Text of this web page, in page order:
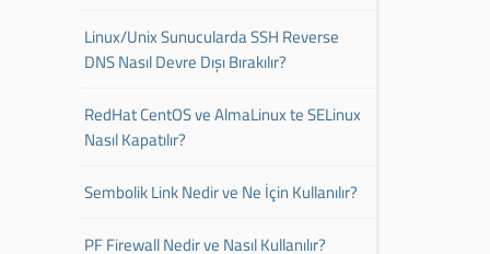
Linux/Unix Sunucularda SSH Reverse
DNS Nasıl Devre Dışı Bırakılır?
RedHat CentOS ve AlmaLinux te SELinux
Nasıl Kapatılır?
Sembolik Link Nedir ve Ne İçin Kullanılır?
PF Firewall Nedir ve Nasıl Kullanılır?